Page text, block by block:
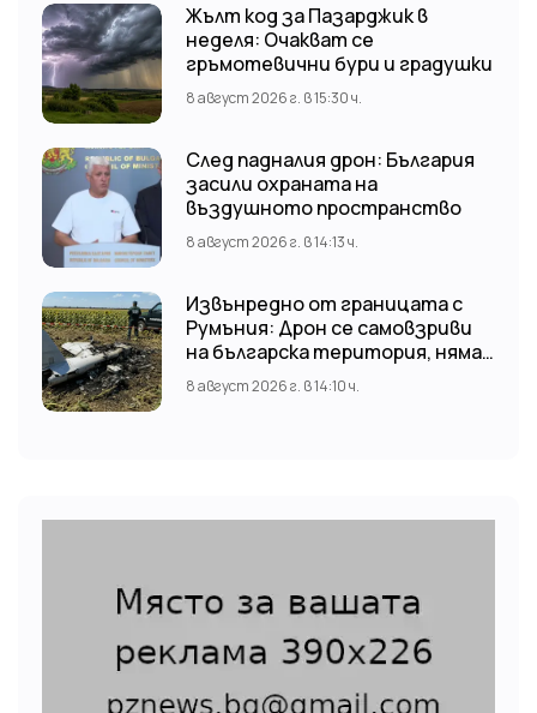
Жълт код за Пазарджик в
неделя: Очакват се
гръмотевични бури и градушки
8 август 2026 г. в 15:30 ч.
След падналия дрон: България
засили охраната на
въздушното пространство
8 август 2026 г. в 14:13 ч.
Извънредно от границата с
Румъния: Дрон се самовзриви
на българска територия, няма
щети
8 август 2026 г. в 14:10 ч.